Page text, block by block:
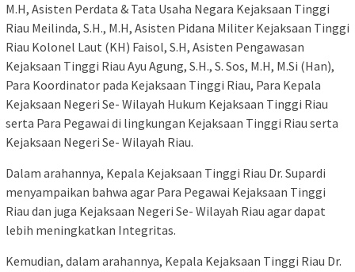
M.H, Asisten Perdata & Tata Usaha Negara Kejaksaan Tinggi
Riau Meilinda, S.H., M.H, Asisten Pidana Militer Kejaksaan Tinggi
Riau Kolonel Laut (KH) Faisol, S.H, Asisten Pengawasan
Kejaksaan Tinggi Riau Ayu Agung, S.H., S. Sos, M.H, M.Si (Han),
Para Koordinator pada Kejaksaan Tinggi Riau, Para Kepala
Kejaksaan Negeri Se- Wilayah Hukum Kejaksaan Tinggi Riau
serta Para Pegawai di lingkungan Kejaksaan Tinggi Riau serta
Kejaksaan Negeri Se- Wilayah Riau.
Dalam arahannya, Kepala Kejaksaan Tinggi Riau Dr. Supardi
menyampaikan bahwa agar Para Pegawai Kejaksaan Tinggi
Riau dan juga Kejaksaan Negeri Se- Wilayah Riau agar dapat
lebih meningkatkan Integritas.
Kemudian, dalam arahannya, Kepala Kejaksaan Tinggi Riau Dr.